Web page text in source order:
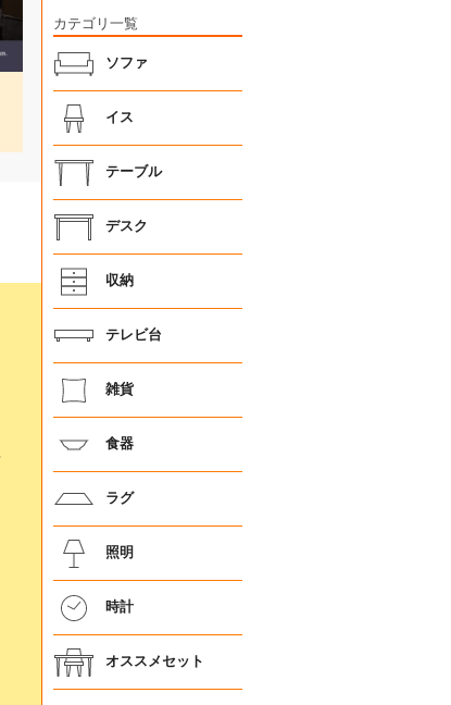
カテゴリ一覧
ソファ
イス
テーブル
デスク
収納
テレビ台
雑貨
食器
ラグ
照明
時計
オススメセット